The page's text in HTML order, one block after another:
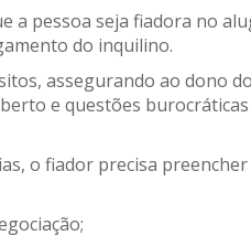
pessoa seja fiadora no
do inquilino.
assegurando ao dono
e questões burocráticas
o fiador precisa